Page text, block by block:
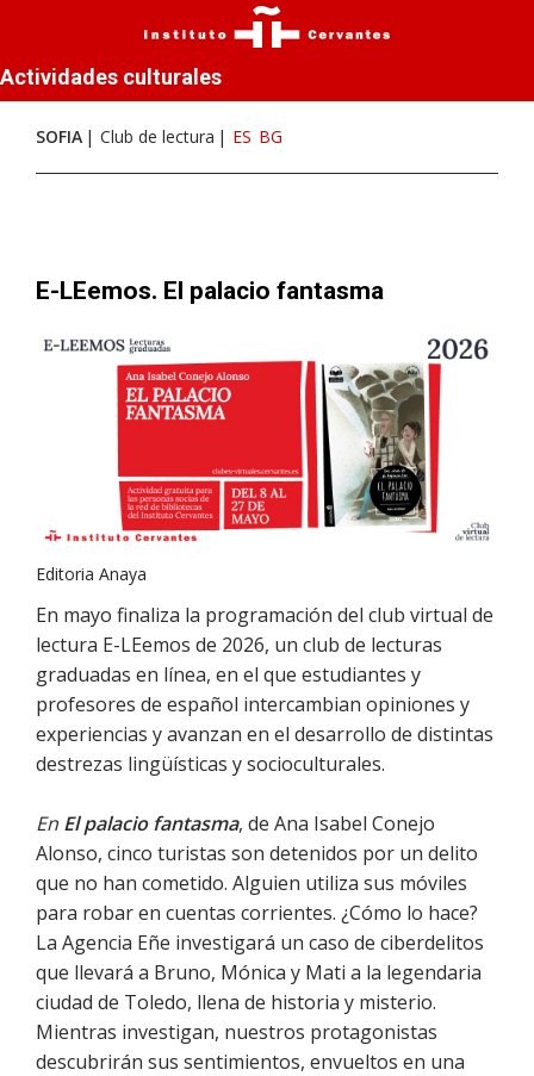
Actividades culturales
SOFIA Club de lectura ES BG
E-LEemos. El palacio fantasma
Editoria Anaya
En mayo finaliza la programación del club virtual de
lectura E-LEemos de 2026, un club de lecturas
graduadas en línea, en el que estudiantes y
profesores de español intercambian opiniones y
experiencias y avanzan en el desarrollo de distintas
destrezas lingüísticas y socioculturales.
En El palacio fantasma, de Ana Isabel Conejo
Alonso, cinco turistas son detenidos por un delito
que no han cometido. Alguien utiliza sus móviles
para robar en cuentas corrientes. ¿Cómo lo hace?
La Agencia Eñe investigará un caso de ciberdelitos
que llevará a Bruno, Mónica y Mati a la legendaria
ciudad de Toledo, llena de historia y misterio.
Mientras investigan, nuestros protagonistas
descubrirán sus sentimientos, envueltos en una